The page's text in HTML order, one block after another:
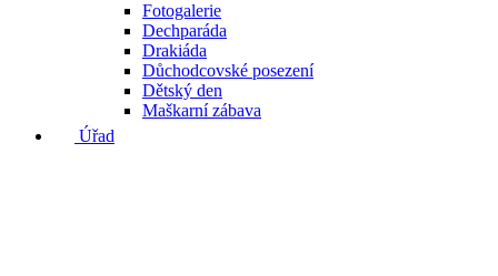
Fotogalerie
Dechparáda
Drakiáda
Důchodcovské posezení
Dětský den
Maškarní zábava
Úřad